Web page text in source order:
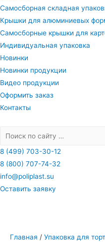
Самосборная складная
Крышки для алюминиевых
Самосборные крышки для
Индивидуальная упаковка
Новинки
Новинки продукции
Видео продукции
Оформить заказ
Контакты
8 (499) 703-30-12
8 (800) 707-74-32
info@poliplast.su
Оставить заявку
Главная / Упаковка для